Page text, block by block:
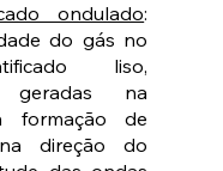
ondulado:
do gás no
liso,
geradas na
formação de
direção do